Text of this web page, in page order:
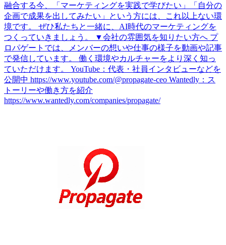
融合する今、「マーケティングを実践で学びたい」「自分の
企画で成果を出してみたい」という方には、これ以上ない環
境です。 ぜひ私たちと一緒に、AI時代のマーケティングを
つくっていきましょう。 ▼会社の雰囲気を知りたい方へ プ
ロパゲートでは、メンバーの想いや仕事の様子を動画や記事
で発信しています。 働く環境やカルチャーをより深く知っ
ていただけます。 YouTube：代表・社員インタビューなどを
公開中 https://www.youtube.com/@propagate-ceo Wantedly：ス
トーリーや働き方を紹介
https://www.wantedly.com/companies/propagate/